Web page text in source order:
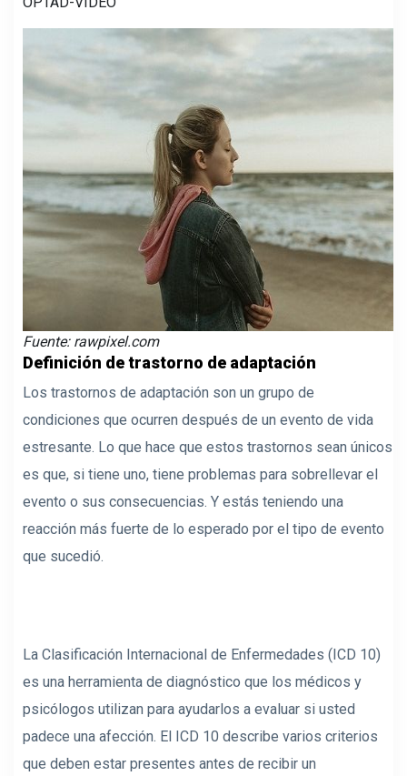
Fuente: rawpixel.com
Definición de trastorno de adaptación
Los trastornos de adaptación son un grupo de
condiciones que ocurren después de un evento de vida
estresante. Lo que hace que estos trastornos sean únicos
es que, si tiene uno, tiene problemas para sobrellevar el
evento o sus consecuencias. Y estás teniendo una
reacción más fuerte de lo esperado por el tipo de evento
que sucedió.
La Clasificación Internacional de Enfermedades (ICD 10)
es una herramienta de diagnóstico que los médicos y
psicólogos utilizan para ayudarlos a evaluar si usted
padece una afección. El ICD 10 describe varios criterios
que deben estar presentes antes de recibir un